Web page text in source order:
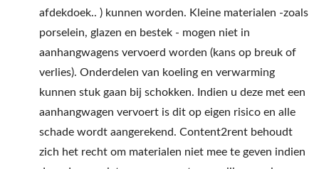
afdekdoek.. ) kunnen worden. Kleine materialen -zoals
porselein, glazen en bestek - mogen niet in
aanhangwagens vervoerd worden (kans op breuk of
verlies). Onderdelen van koeling en verwarming
kunnen stuk gaan bij schokken. Indien u deze met een
aanhangwagen vervoert is dit op eigen risico en alle
schade wordt aangerekend. Content2rent behoudt
zich het recht om materialen niet mee te geven indien